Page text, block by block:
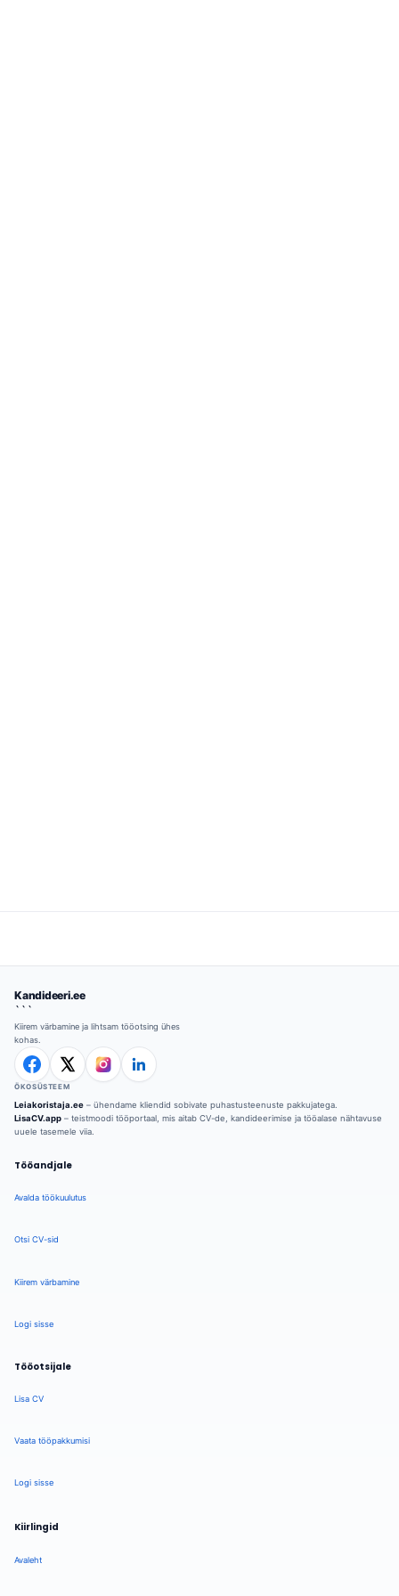
Kandideeri.ee
```
Kiirem värbamine ja lihtsam tööotsing ühes
kohas.
ÖKOSÜSTEEM
Leiakoristaja.ee – ühendame kliendid sobivate puhastusteenuste pakkujatega.
LisaCV.app – teistmoodi tööportaal, mis aitab CV-de, kandideerimise ja tööalase nähtavuse
uuele tasemele viia.
Tööandjale
Avalda töökuulutus
Otsi CV-sid
Kiirem värbamine
Logi sisse
Tööotsijale
Lisa CV
Vaata tööpakkumisi
Logi sisse
Kiirlingid
Avaleht